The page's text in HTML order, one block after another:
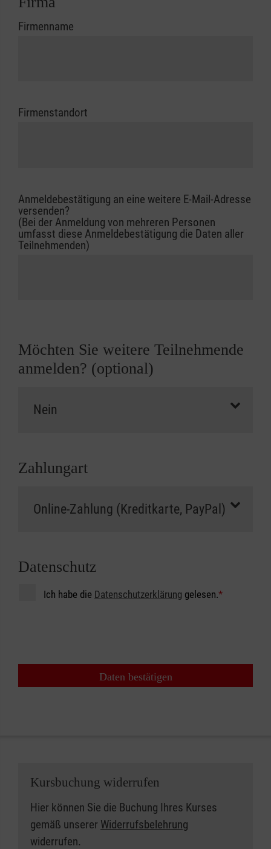
Firmenname
Firmenstandort
Anmeldebestätigung an eine weitere E-Mail-Adresse
versenden?
(Bei der Anmeldung von mehreren Personen
umfasst diese Anmeldebestätigung die Daten aller
Teilnehmenden)
Möchten Sie weitere Teilnehmende
anmelden? (optional)
Zahlungart
Datenschutz
Ich habe die Datenschutzerklärung gelesen.*
Daten bestätigen
Kursbuchung widerrufen
Hier können Sie die Buchung Ihres Kurses
gemäß unserer Widerrufsbelehrung
widerrufen.